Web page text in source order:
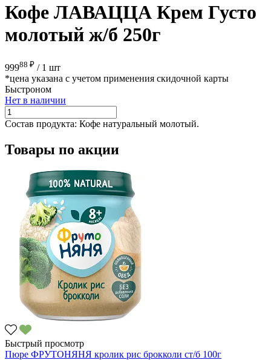
Кофе ЛАВАЦЦА Крем Густо
молотый ж/б 250г
99988 ₽ / 1 шт
*цена указана с учетом применения скидочной карты
Быстроном
Нет в наличии
Состав продукта: Кофе натуральный молотый.
Товары по акции
Быстрый просмотр
Пюре ФРУТОНЯНЯ кролик рис брокколи ст/б 100г